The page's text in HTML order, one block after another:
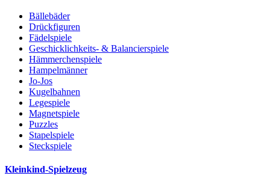
Bällebäder
Drückfiguren
Fädelspiele
Geschicklichkeits- & Balancierspiele
Hämmerchenspiele
Hampelmänner
Jo-Jos
Kugelbahnen
Legespiele
Magnetspiele
Puzzles
Stapelspiele
Steckspiele
Kleinkind-Spielzeug